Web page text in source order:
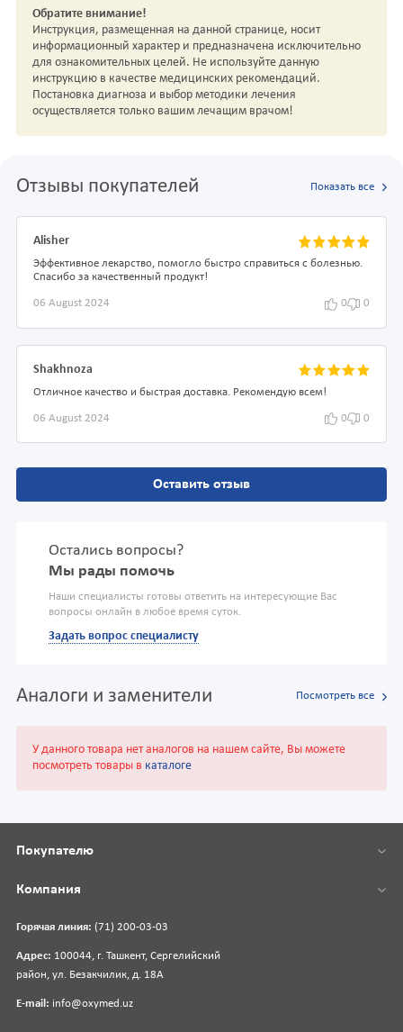
Обратите внимание!
Инструкция, размещенная на данной странице, носит
информационный характер и предназначена исключительно
для ознакомительных целей. Не используйте данную
инструкцию в качестве медицинских рекомендаций.
Постановка диагноза и выбор методики лечения
осуществляется только вашим лечащим врачом!
Отзывы покупателей Показать все
Alisher
Эффективное лекарство, помогло быстро справиться с болезнью.
Спасибо за качественный продукт!
06 August 2024 0 0
Shakhnoza
Отличное качество и быстрая доставка. Рекомендую всем!
06 August 2024 0 0
Оставить отзыв
Остались вопросы?
Мы рады помочь
Наши специалисты готовы ответить на интересующие Вас
вопросы онлайн в любое время суток.
Задать вопрос специалисту
Аналоги и заменители Посмотреть все
У данного товара нет аналогов на нашем сайте, Вы можете
посмотреть товары в каталоге
Горячая линия: (71) 200-03-03
Адрес: 100044, г. Ташкент, Сергелийский
район, ул. Безакчилик, д. 18А
E-mail: info@oxymed.uz
Покупателю
Компания